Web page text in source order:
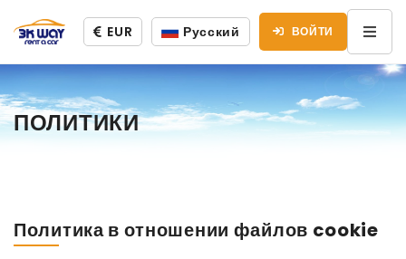
EUR Русский ВОЙТИ
ПОЛИТИКИ
Политика в отношении файлов cookie